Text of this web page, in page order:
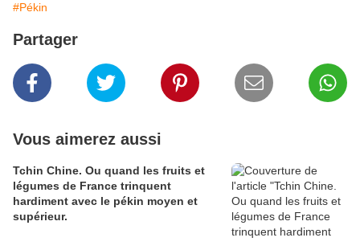
#Pékin
Partager
Vous aimerez aussi
Tchin Chine. Ou quand les fruits et
légumes de France trinquent
hardiment avec le pékin moyen et
supérieur.